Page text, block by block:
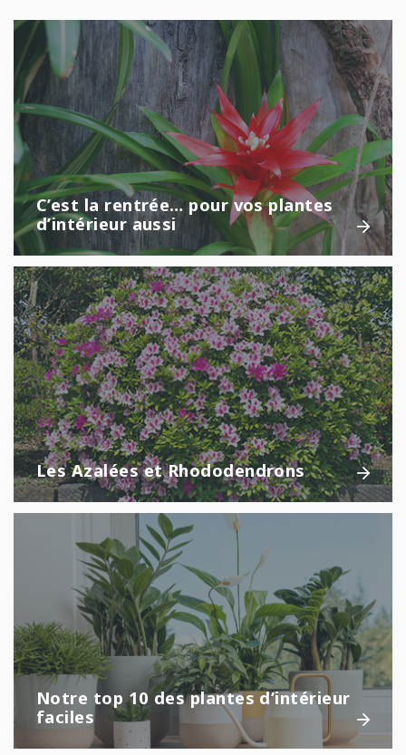
C’est la rentrée… pour vos plantes
d’intérieur aussi
Les Azalées et Rhododendrons
Notre top 10 des plantes d’intérieur
faciles